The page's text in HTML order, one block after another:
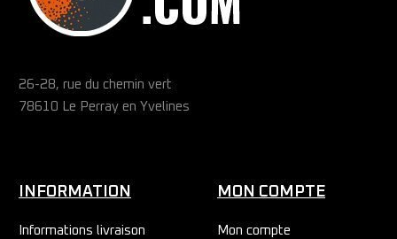
26-28, rue du chemin vert
78610 Le Perray en Yvelines
INFORMATION
Informations livraison
MON COMPTE
Mon compte